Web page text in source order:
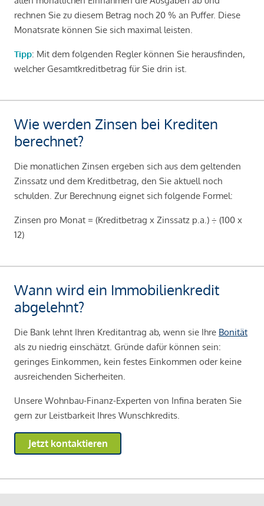
rechnen Sie zu diesem Betrag noch 20 % an Puffer. Diese
Monatsrate können Sie sich maximal leisten.
Tipp: Mit dem folgenden Regler können Sie herausfinden,
welcher Gesamtkreditbetrag für Sie drin ist.
Wie werden Zinsen bei Krediten
berechnet?
Die monatlichen Zinsen ergeben sich aus dem geltenden
Zinssatz und dem Kreditbetrag, den Sie aktuell noch
schulden. Zur Berechnung eignet sich folgende Formel:
Zinsen pro Monat = (Kreditbetrag x Zinssatz p.a.) ÷ (100 x
12)
Wann wird ein Immobilienkredit
abgelehnt?
Die Bank lehnt Ihren Kreditantrag ab, wenn sie Ihre Bonität
als zu niedrig einschätzt. Gründe dafür können sein:
geringes Einkommen, kein festes Einkommen oder keine
ausreichenden Sicherheiten.
Unsere Wohnbau-Finanz-Experten von Infina beraten Sie
gern zur Leistbarkeit Ihres Wunschkredits.
Jetzt kontaktieren